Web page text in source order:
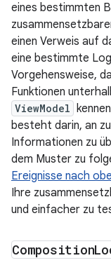
eines bestimmten
einen Verweis auf
eine bestimmte
Vorgehensweise,
Funktionen
ViewModel
besteht darin, an
Informationen zu
dem Muster zu
Ereignisse nach
Ihre
und einfacher zu
Composition